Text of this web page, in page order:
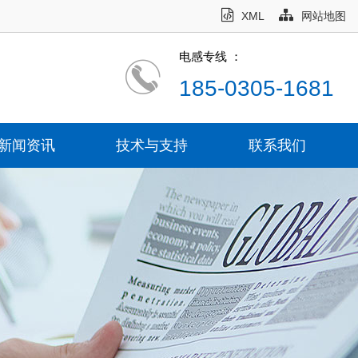
XML 网站地图
电感专线 ：
185-0305-1681
闻资讯 技术与支持 联系我们